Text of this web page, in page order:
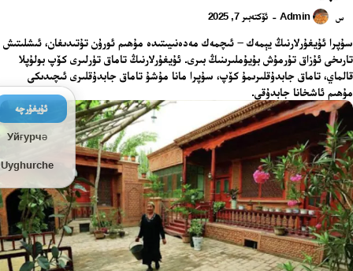
س Admin
- ئۆكتەبىر 7, 2025
سۇپرا ئۇيغۇرلارنىڭ يېمەك – ئىچمەك مەدەنىيىتىدە مۇھىم ئورۇن تۇتىدىغان، ئىشلىتىش
تارىخى ئۇزاق تۇرمۇش بۇيۇملىرىنىڭ بىرى. ئۇيغۇرلارنىڭ تاماق تۈرلىرى كۆپ بولۇپلا
قالماي، تاماق جابدۇقلىرىمۇ كۆپ، سۇپرا مانا مۇشۇ تاماق جابدۇقلىرى ئىچىدىكى
مۇھىم ئاشخانا جابدۇقى.
ئۇيغۇرچە
Уйғурчә
Uyghurche